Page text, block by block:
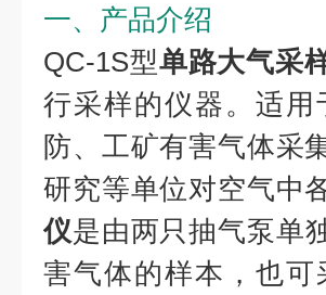
一、产品介绍
QC-1S型单路大气采
行采样的仪器。适
防、工矿有害气体采
研究等单位对空气中
仪是由两只抽气泵单
害气体的样本，也